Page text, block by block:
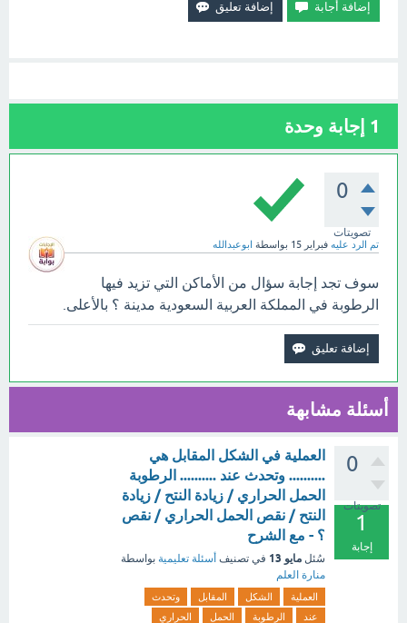
1 إجابة وحدة
0
تصويتات
تم الرد عليه فبراير 15 بواسطة ابوعبدالله
سوف تجد إجابة سؤال من الأماكن التي تزيد فيها
الرطوبة في المملكة العربية السعودية مدينة ؟ بالأعلى.
أسئلة مشابهة
0
تصويتات
1
إجابة
العملية في الشكل المقابل هي
.......... وتحدث عند .......... الرطوبة
الحمل الحراري / زيادة النتح / زيادة
النتح / نقص الحمل الحراري / نقص
؟ - مع الشرح
سُئل مايو 13 في تصنيف أسئلة تعليمية بواسطة
منارة العلم
العملية الشكل المقابل
وتحدث
عند
الرطوبة الحمل
الحراري